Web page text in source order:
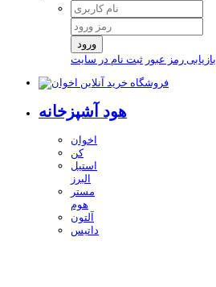
ورود
بازیابی رمز عبور ثبت نام در سایت
هود آشپزخانه
اخوان
کن
استیل
البرز
مستر
هوم
آلتون
داتیس